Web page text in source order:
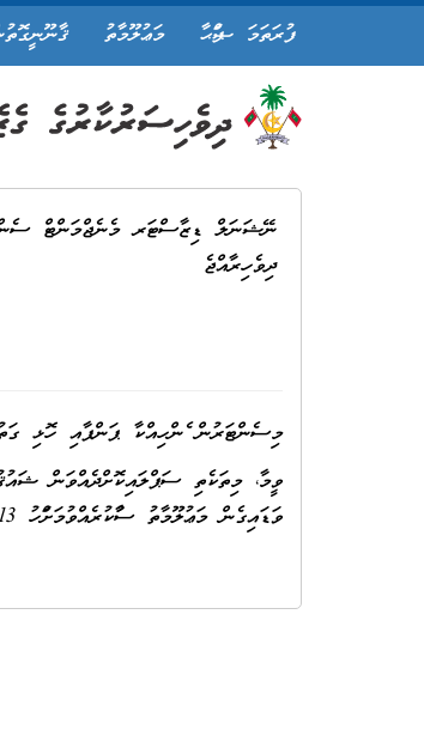
ފުރަތަމަ ޞަފްޙާ މަޢުލޫމާތު
ނޭޝަނަލް ޑިޒާސްޓަރ މެނެޖްމަންޓް
ދިވެހިރާއްޖެ
މިސެންޓަރުން ފެންހިއްކާ ޕަންޕާއި ހޮޅި
ވަޑައިގެން މަޢުލޫމާތު ސާފުކުރެއްވުމަށްފަހު 13 އޮގަސްޓު 2015 ވާ ބުރާސްފަތި ދުވަހުގެ 14:00 އަށް އަންދާސީހިސާބު ހުށަހެޅުއްވުން އެދެމެވެ.